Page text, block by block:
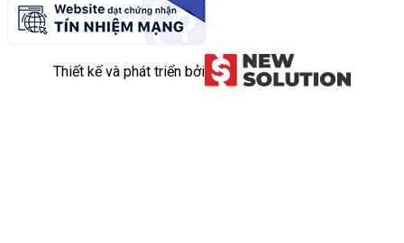
Thiết kế và phát triển bởi